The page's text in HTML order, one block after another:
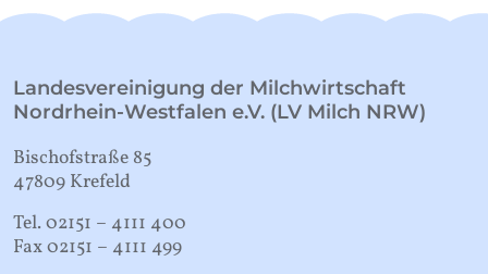
Landesvereinigung der Milchwirtschaft
Nordrhein-Westfalen e.V. (LV Milch NRW)
Bischofstraße 85
47809 Krefeld
Tel. 02151 – 4111 400
Fax 02151 – 4111 499